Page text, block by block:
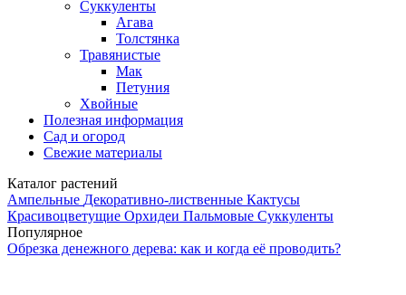
Суккуленты
Агава
Толстянка
Травянистые
Мак
Петуния
Хвойные
Полезная информация
Сад и огород
Свежие материалы
Каталог растений
Ампельные Декоративно-лиственные Кактусы
Красивоцветущие Орхидеи Пальмовые Суккуленты
Популярное
Обрезка денежного дерева: как и когда её проводить?